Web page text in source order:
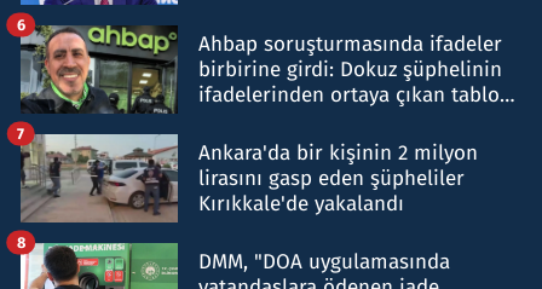
Ahbap soruşturmasında ifadeler
birbirine girdi: Dokuz şüphelinin
ifadelerinden ortaya çıkan tablo
6
Ankara'da bir kişinin 2 milyon
lirasını gasp eden şüpheliler
Kırıkkale'de yakalandı
7
DMM, "DOA uygulamasında
8